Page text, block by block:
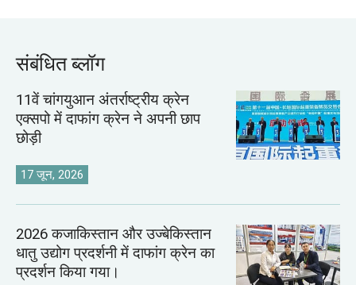
संबंधित ब्लॉग
11वें चांगयुआन अंतर्राष्ट्रीय क्रेन
एक्सपो में दाफांग क्रेन ने अपनी छाप
छोड़ी
17 जून, 2026
2026 कजाकिस्तान और उज्बेकिस्तान
धातु उद्योग प्रदर्शनी में दाफांग क्रेन का
प्रदर्शन किया गया।